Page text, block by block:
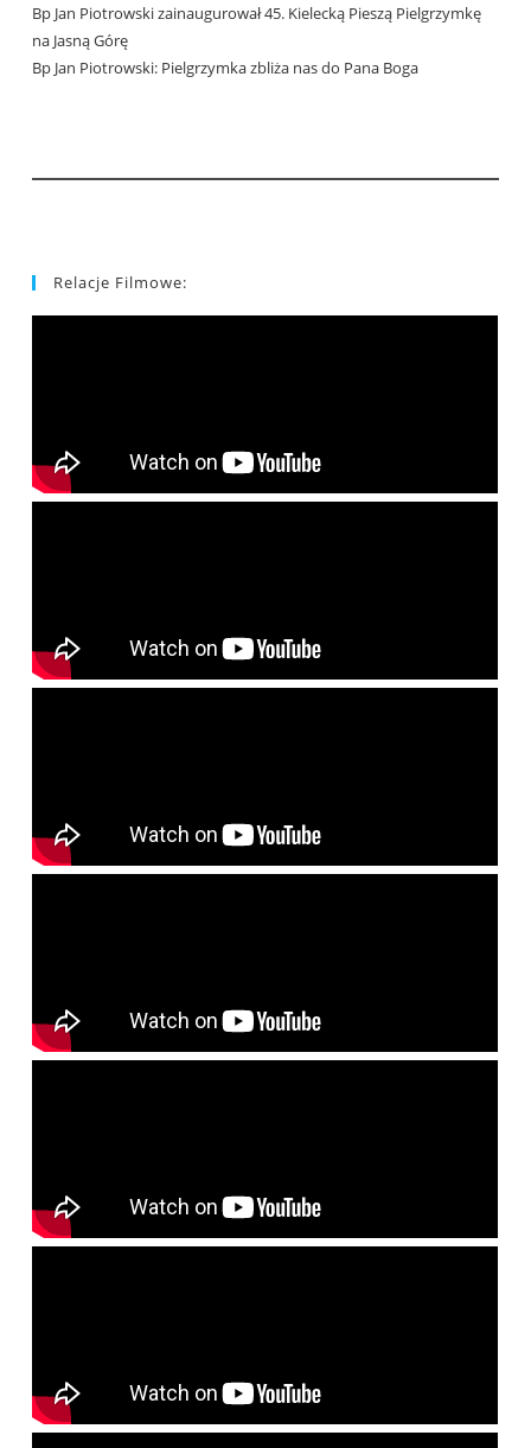
Bp Jan Piotrowski zainaugurował 45. Kielecką Pieszą Pielgrzymkę
na Jasną Górę
Bp Jan Piotrowski: Pielgrzymka zbliża nas do Pana Boga
Relacje Filmowe: